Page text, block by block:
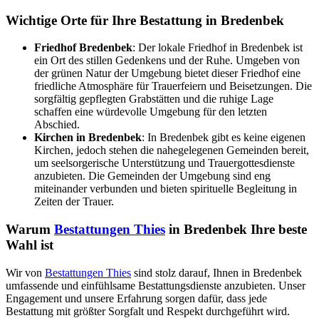
Wichtige Orte für Ihre Bestattung in Bredenbek
Friedhof Bredenbek: Der lokale Friedhof in Bredenbek ist
ein Ort des stillen Gedenkens und der Ruhe. Umgeben von
der grünen Natur der Umgebung bietet dieser Friedhof eine
friedliche Atmosphäre für Trauerfeiern und Beisetzungen. Die
sorgfältig gepflegten Grabstätten und die ruhige Lage
schaffen eine würdevolle Umgebung für den letzten
Abschied.
Kirchen in Bredenbek: In Bredenbek gibt es keine eigenen
Kirchen, jedoch stehen die nahegelegenen Gemeinden bereit,
um seelsorgerische Unterstützung und Trauergottesdienste
anzubieten. Die Gemeinden der Umgebung sind eng
miteinander verbunden und bieten spirituelle Begleitung in
Zeiten der Trauer.
Warum Bestattungen Thies in Bredenbek Ihre beste
Wahl ist
Wir von Bestattungen Thies sind stolz darauf, Ihnen in Bredenbek
umfassende und einfühlsame Bestattungsdienste anzubieten. Unser
Engagement und unsere Erfahrung sorgen dafür, dass jede
Bestattung mit größter Sorgfalt und Respekt durchgeführt wird.